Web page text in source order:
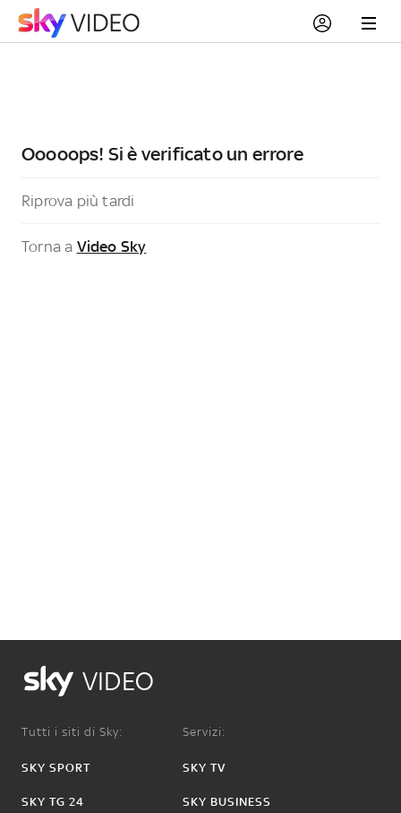
Ooooops! Si è verificato un errore
Riprova più tardi
Torna a Video Sky
VIDEO
Tutti i siti di Sky:
SKY SPORT
SKY TG 24
Servizi:
SKY TV
SKY BUSINESS